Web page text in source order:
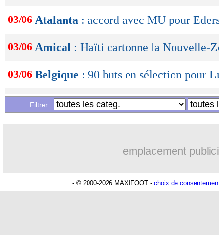
03/06 Atalanta : accord avec MU pour
03/06 Amical : Haïti cartonne la Nouvelle-
03/06 Belgique : 90 buts en sélection pour
Liste des brèves du mar. 2 juin 2026
Filtrer :
emplacement
- © 2000-2026 MAXIFOOT - choix de